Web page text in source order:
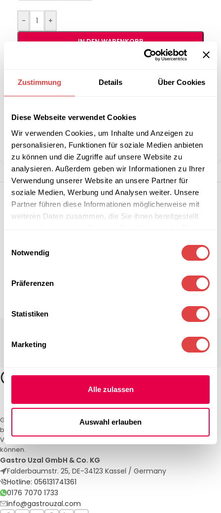
Zustimmung Details Über Cookies
Diese Webseite verwendet Cookies
Wir verwenden Cookies, um Inhalte und Anzeigen zu
personalisieren, Funktionen für soziale Medien anbieten
zu können und die Zugriffe auf unsere Website zu
analysieren. Außerdem geben wir Informationen zu Ihrer
Verwendung unserer Website an unsere Partner für
soziale Medien, Werbung und Analysen weiter. Unsere
Partner führen diese Informationen möglicherweise mit
weiteren Daten zusammen, die Sie ihnen bereitgestellt
Notwendig
Präferenzen
Statistiken
Marketing
Alle zulassen
Auswahl erlauben
- +
IN DEN WARENKORB
größeren
Stückzahlen?
B2B-Angebot
anfordern
Kategorien: Schultische, Schulmöbel
Teilen:
Gastro Uzal – Ihr Spezialist für Gastronomiemöbel und -textilien. Wir
bieten maßgeschneiderte Lösungen für Restaurants, Hotels und
Veranstaltungen. Qualität und Service, auf die Sie sich verlassen
können.
Gastro Uzal GmbH & Co. KG
Falderbaumstr. 25, DE-34123 Kassel / Germany
Hotline: 056131741361
0176 7070 1733
info@gastrouzal.com